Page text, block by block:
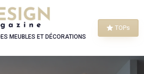
MEUBLES ET DÉCORATIONS
TOPs
cookies